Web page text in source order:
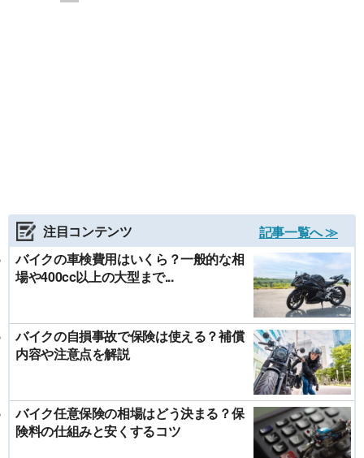
注目コンテンツ
記事一覧へ ≫
バイクの車検費用はいくら？一般的な相
場や400cc以上の大型まで...
バイクの自損事故で保険は使える？補償
内容や注意点を解説
バイク任意保険の相場はどう決まる？保
険料の仕組みと安くするコツ